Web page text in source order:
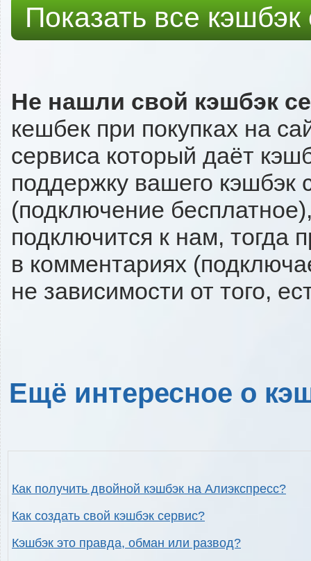
Показать все
Не нашли свой кэшбэк
кешбек при покупках на
сервиса который даёт
поддержку вашего кэшбэк
(подключение
подключится к нам, тогда
в комментариях
не зависимости от того,
Ещё интересное о
Как получить двойной кэшбэк на Алиэкспресс?
Как создать свой кэшбэк сервис?
Кэшбэк это правда, обман или развод?